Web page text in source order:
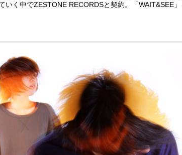
く中でZESTONE RECORDSと契約。「WAIT&SEE